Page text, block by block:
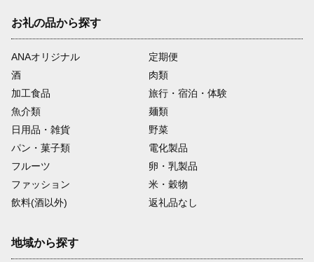
お礼の品から探す
ANAオリジナル
定期便
酒
肉類
加工食品
旅行・宿泊・体験
魚介類
麺類
日用品・雑貨
野菜
パン・菓子類
電化製品
フルーツ
卵・乳製品
ファッション
米・穀物
飲料(酒以外)
返礼品なし
地域から探す